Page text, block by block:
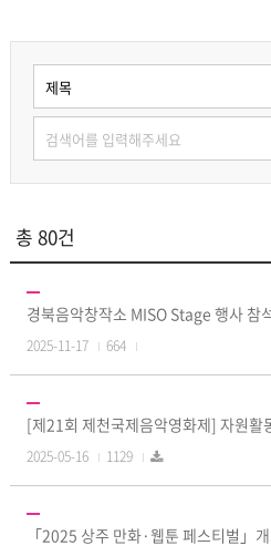
총 80건
경북음악창작소 MISO Stage 행사 참
2025-11-17 664
[제21회 제천국제음악영화제] 자원활
2025-05-16 1129
「2025 상주 만화·웹툰 페스티벌」